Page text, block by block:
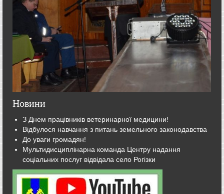
Новини
З Днем працівників ветеринарної медицини!
Відбулося навчання з питань земельного законодавства
До уваги громадян!
Мультидисциплінарна команда Центру надання
соціальних послуг відвідала село Рогізки